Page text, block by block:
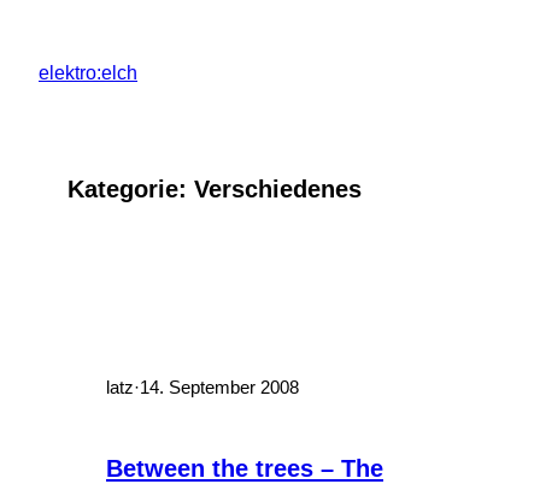
springen
elektro:elch
Kategorie: Verschiedenes
latz·14. September 2008
Between the trees – The